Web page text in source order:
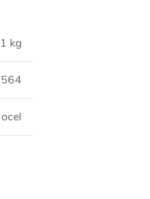
kg